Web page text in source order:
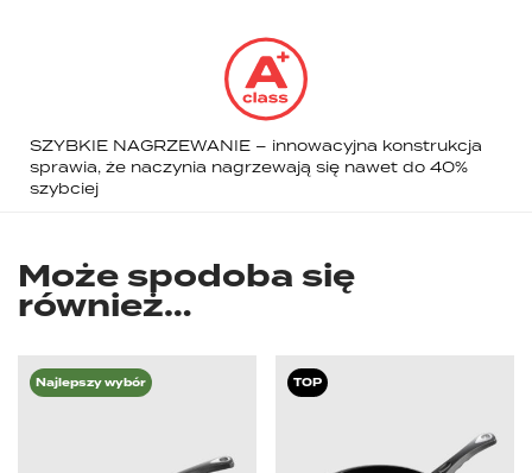
SZYBKIE NAGRZEWANIE – innowacyjna konstrukcja
sprawia, że naczynia nagrzewają się nawet do 40%
szybciej
Może spodoba się
również…
Najlepszy wybór TOP